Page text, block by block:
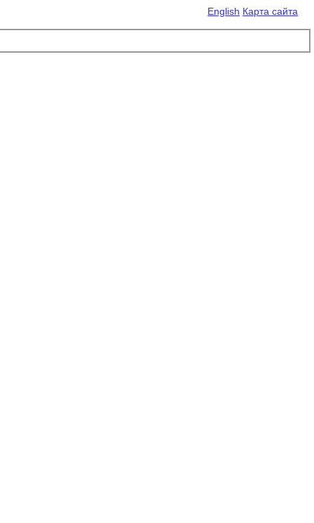
English Карта сайта